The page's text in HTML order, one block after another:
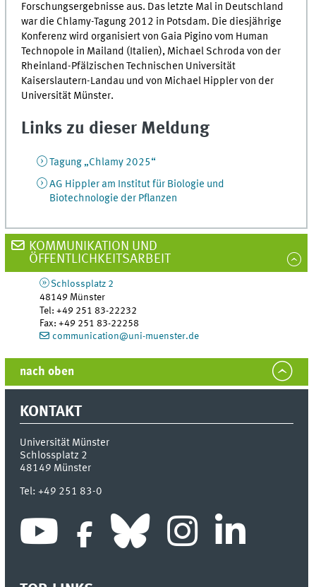
Forschungsergebnisse aus. Das letzte Mal in Deutschland
war die Chlamy-Tagung 2012 in Potsdam. Die diesjährige
Konferenz wird organisiert von Gaia Pigino vom Human
Technopole in Mailand (Italien), Michael Schroda von der
Rheinland-Pfälzischen Technischen Universität
Kaiserslautern-Landau und von Michael Hippler von der
Universität Münster.
Links zu dieser Meldung
Tagung „Chlamy 2025“
AG Hippler am Institut für Biologie und
Biotechnologie der Pflanzen
KOMMUNIKATION UND
ÖFFENTLICHKEITSARBEIT
Schlossplatz 2
48149 Münster
Tel:+49 251 83-22232
Fax:+49 251 83-22258
communication@uni-muenster.de
nach oben
KONTAKT
Universität Münster
Schlossplatz 2
48149 Münster
Tel:+49 251 83-0